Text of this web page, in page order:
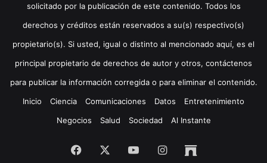
solicitado por la publicación de este contenido. Todos los
derechos y créditos están reservados a su(s) respectivo(s)
propietario(s). Si usted, igual o distinto al mencionado aquí, es el
principal propietario de derechos de autor y otros, contáctenos
para publicar la información corregida o para eliminar el contenido.
Inicio
Ciencia Comunicaciones Datos
Entretenimiento
Negocios
Salud Sociedad Al Instante
Facebook YouTubeInstagramArchive